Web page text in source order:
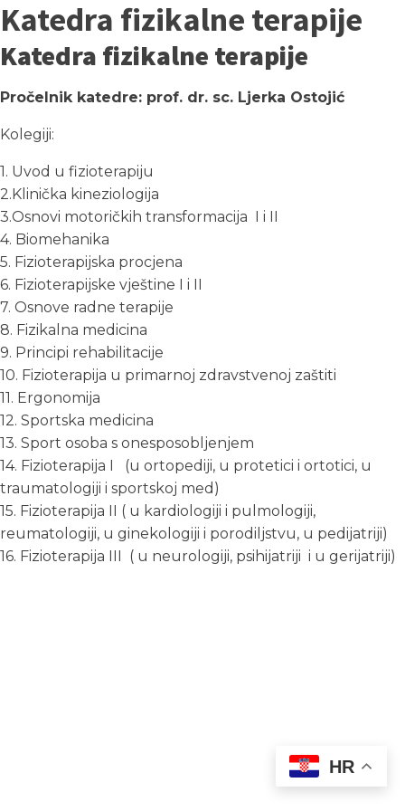
Katedra fizikalne terapije
Katedra fizikalne terapije
Pročelnik katedre: prof. dr. sc. Ljerka Ostojić
Kolegiji:
1. Uvod u fizioterapiju
2.Klinička kineziologija
3.Osnovi motoričkih transformacija I i II
4. Biomehanika
5. Fizioterapijska procjena
6. Fizioterapijske vještine I i II
7. Osnove radne terapije
8. Fizikalna medicina
9. Principi rehabilitacije
10. Fizioterapija u primarnoj zdravstvenoj zaštiti
11. Ergonomija
12. Sportska medicina
13. Sport osoba s onesposobljenjem
14. Fizioterapija I (u ortopediji, u protetici i ortotici, u
traumatologiji i sportskoj med)
15. Fizioterapija II ( u kardiologiji i pulmologiji,
reumatologiji, u ginekologiji i porodiljstvu, u pedijatriji)
16. Fizioterapija III ( u neurologiji, psihijatriji i u gerijatriji)
HR